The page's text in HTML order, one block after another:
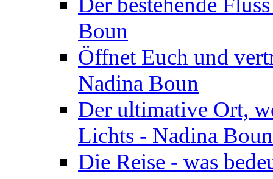
Boun
Öffnet Euch und
Nadina Boun
Der ultimative Ort,
Lichts - Nadina Boun
Die Reise - was